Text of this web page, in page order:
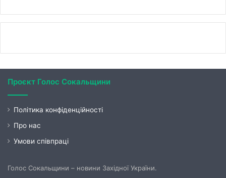
Проєкт Голос Сокальщини
Політика конфіденційності
Про нас
Умови співпраці
Голос Сокальщини – новини Західної України.